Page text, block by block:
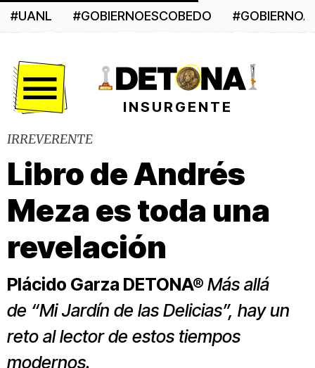
#UANL #GOBIERNOESCOBEDO
INSURGENTE
IRREVERENTE
Libro de Andrés
Meza es toda una
revelación
Plácido Garza DETONA® Más allá
de “Mi Jardín de las Delicias”, hay un
reto al lector de estos tiempos
modernos.